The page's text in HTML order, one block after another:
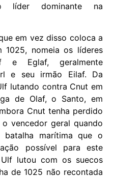
líder dominante na
em vez disso coloca a
1025, nomeia os líderes
e Eglaf, geralmente
e seu irmão Eilaf. Da
lutando contra Cnut em
de Olaf, o Santo, em
Cnut tenha perdido
vencedor geral quando
marítima que o
possível para este
lutou com os suecos
de 1025 não recontada